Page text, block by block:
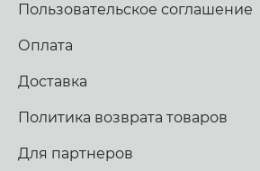
Пользовательское соглашение
Оплата
Доставка
Политика возврата товаров
Для партнеров